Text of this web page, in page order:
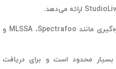
این میکروفون برای برنامه‌های اندازه‌گیری مانند MLSSA ،Spectrafoo و
بسیار محدود است و برای دریافت